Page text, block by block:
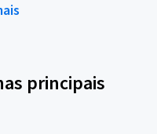
principais